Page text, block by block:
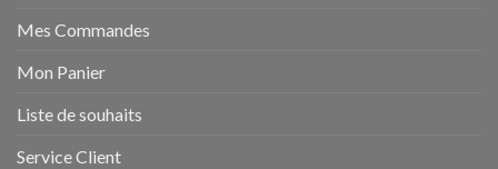
Mes Commandes
Mon Panier
Liste de souhaits
Service Client